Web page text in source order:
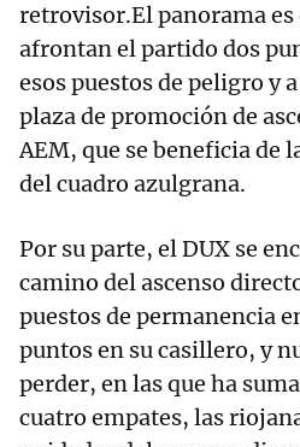
retrovisor.El panorama es
afrontan el partido dos
esos puestos de peligro y
plaza de promoción de
AEM, que se beneficia de
del cuadro azulgrana.
Por su parte, el DUX se
camino del ascenso
puestos de permanencia
puntos en su casillero, y
perder, en las que ha
cuatro empates, las